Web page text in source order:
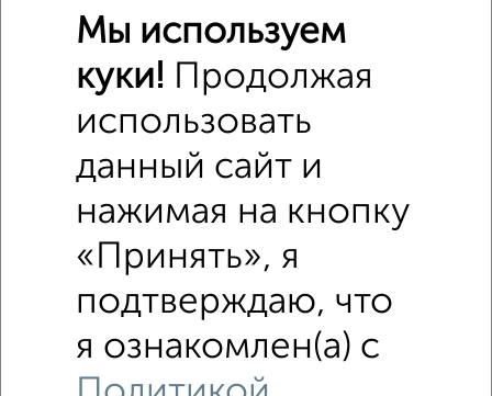
14 920 000₽ 50 100 ₽за м²
Орджоникидзевский район, бульвар Славы 17
Собственник, 22.03.2021
Мы используем
куки! Продолжая
использовать
данный сайт и
нажимая на кнопку
«Принять», я
подтверждаю, что
я ознакомлен(а) с